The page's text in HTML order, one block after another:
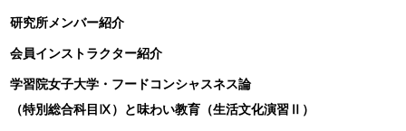
研究所メンバー紹介
会員インストラクター紹介
学習院女子大学・フードコンシャスネス論
（特別総合科目Ⅸ）と味わい教育（生活文化演習Ⅱ）